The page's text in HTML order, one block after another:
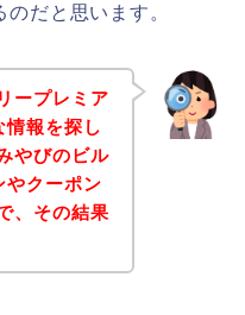
だと思います。
ープレミア
報を探し
やびのビル
やクーポン
、その結果